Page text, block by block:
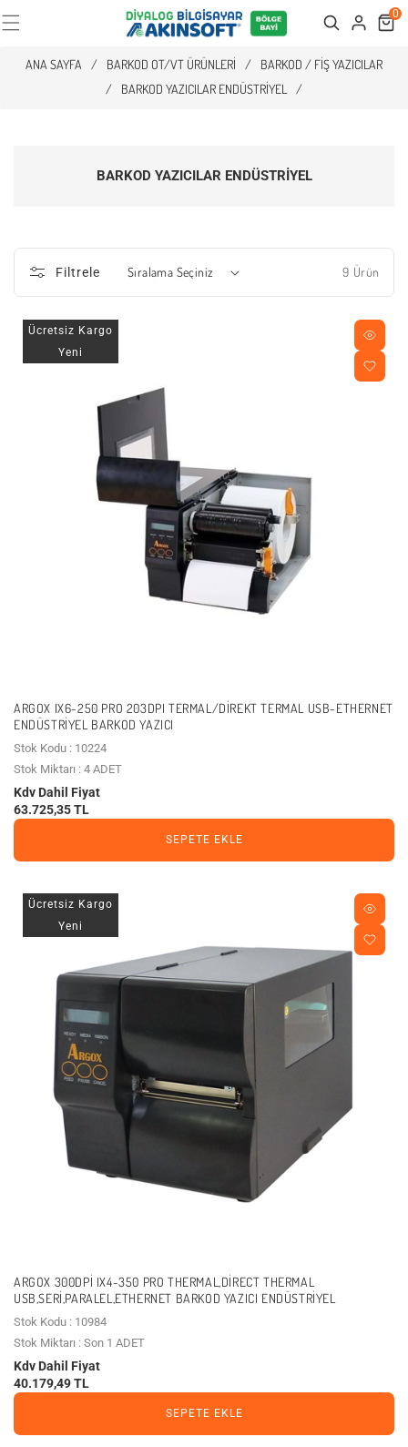
Search Cart
0
ANA SAYFA / BARKOD OT/VT ÜRÜNLERI /
BARKOD / FIŞ YAZICILAR
/
BARKOD YAZICILAR ENDÜSTRIYEL /
BARKOD YAZICILAR ENDÜSTRIYEL
Filtrele 9 Ürün
Ücretsiz Kargo
Yeni
ARGOX IX6-250 PRO 203DPI TERMAL/DIREKT TERMAL USB-ETHERNET
ENDÜSTRIYEL BARKOD YAZICI
Stok Kodu : 10224
Stok Miktarı : 4 ADET
Kdv Dahil Fiyat
63.725,35 TL
SEPETE EKLE
Ücretsiz Kargo
Yeni
ARGOX 300DPI IX4-350 PRO THERMAL,DIRECT THERMAL
USB,SERI,PARALEL,ETHERNET BARKOD YAZICI ENDÜSTRIYEL
Stok Kodu : 10984
Stok Miktarı : Son 1 ADET
Kdv Dahil Fiyat
40.179,49 TL
SEPETE EKLE